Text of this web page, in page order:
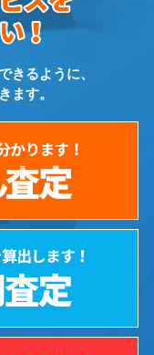
きるように、
ます。